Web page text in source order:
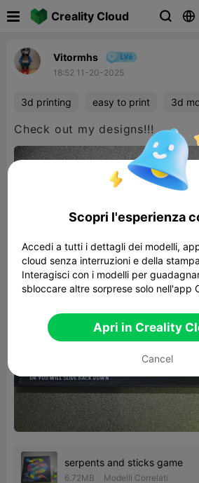
Creality Cloud  
Vitormhs
18:52 11-20-2025
3d printing easy to print 3d
Check out my designs!!!
serpents and sticks game
6.72MB Modelli Correlati
Scopri l'esperienza
Accedi a tutti i dettagli dei modelli,
cloud senza interruzioni e della
Interagisci con i modelli per
sbloccare altre sorprese solo nell'app
Apri in Creality
Cancel